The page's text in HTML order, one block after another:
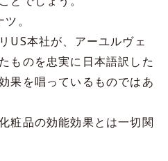
。
US本社が、アーユルヴェ
ものを忠実に日本語訳した
果を唱っているものではあ
粧品の効能効果とは一切関